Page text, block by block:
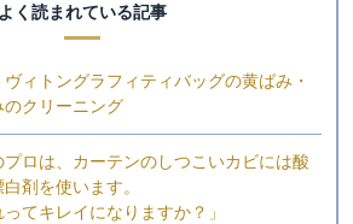
よく読まれている記事
ヴィトングラフィティバッグの黄ばみ・
のクリーニング
プロは、カーテンのしつこいカビには酸
剤を使います。
ってキレイになりますか？」